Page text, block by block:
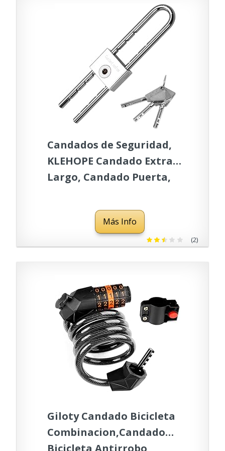
Candados de Seguridad,
KLEHOPE Candado Extra
Largo, Candado Puerta,
Adecuadas para Casilleros
de Almacenamiento,
Cobertizos, Garajes,
Más Info
(2)
Giloty Candado Bicicleta
Combinacion,Candado
Bicicleta Antirrobo